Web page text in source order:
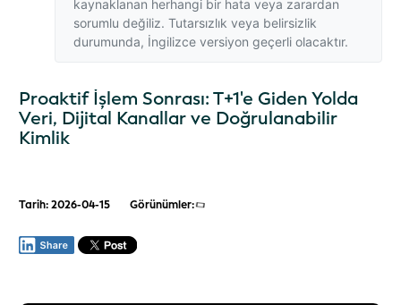
kaynaklanan herhangi bir hata veya zarardan
sorumlu değiliz. Tutarsızlık veya belirsizlik
durumunda, İngilizce versiyon geçerli olacaktır.
Proaktif İşlem Sonrası: T+1'e Giden Yolda
Veri, Dijital Kanallar ve Doğrulanabilir
Kimlik
Tarih: 2026-04-15 Görünümler: